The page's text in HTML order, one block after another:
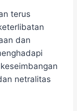
terus
dan
netralitas